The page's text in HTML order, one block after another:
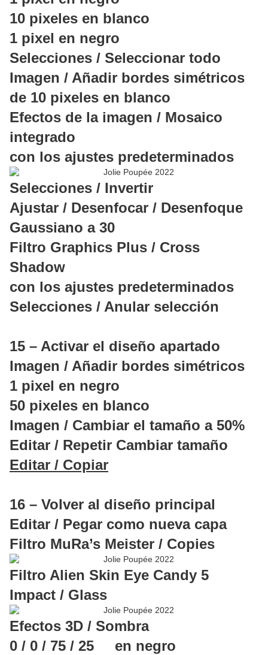
10 pixeles en blanco
1 pixel en negro
Selecciones / Seleccionar todo
Imagen / Añadir bordes simétricos
de 10 pixeles en blanco
Efectos de la imagen / Mosaico
integrado
con los ajustes predeterminados
Selecciones / Invertir
Ajustar / Desenfocar / Desenfoque
Gaussiano a 30
Filtro Graphics Plus / Cross
Shadow
con los ajustes predeterminados
Selecciones / Anular selección
15 – Activar el diseño apartado
Imagen / Añadir bordes simétricos
1 pixel en negro
50 pixeles en blanco
Imagen / Cambiar el tamaño a 50%
Editar / Repetir Cambiar tamaño
Editar / Copiar
16 – Volver al diseño principal
Editar / Pegar como nueva capa
Filtro MuRa’s Meister / Copies
Filtro Alien Skin Eye Candy 5
Impact / Glass
Efectos 3D / Sombra
0 / 0 / 75 / 25 en negro